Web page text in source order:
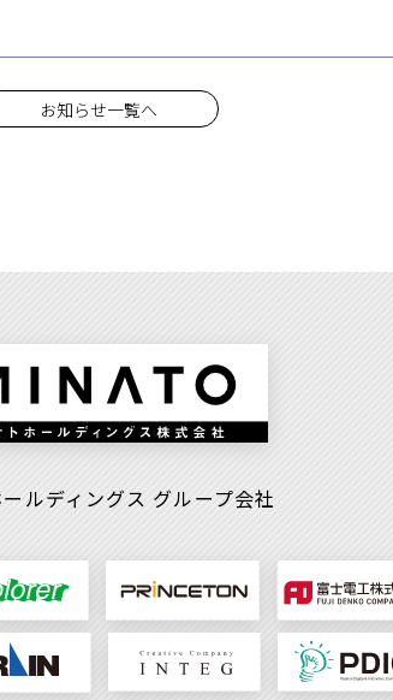
お知らせ一覧へ
ルディングス グループ会社